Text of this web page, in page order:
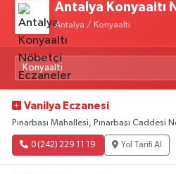
Antalya Konyaaltı
Antalya / Konyaaltı
Vanilya Eczanesi
Pınarbaşı Mahallesi, Pınarbaşı Caddesi
0 (242) 229 11 19 Yol Tarifi Al